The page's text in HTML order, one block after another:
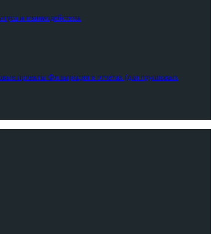
и взаимодействия
проекты Фильтрация в отчетах (для групповых